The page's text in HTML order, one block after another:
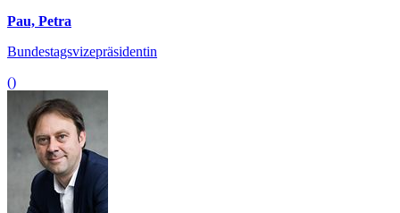
Pau, Petra
Bundestagsvizepräsidentin
()